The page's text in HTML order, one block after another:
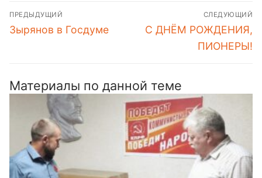
Навигация
по
ПРЕДЫДУЩИЙ
Предыдущая
Зырянов в Госдуме
СЛЕДУЮЩИЙ
Следующая
С ДНËМ РОЖДЕНИЯ,
ПИОНЕРЫ!
Материалы по данной теме